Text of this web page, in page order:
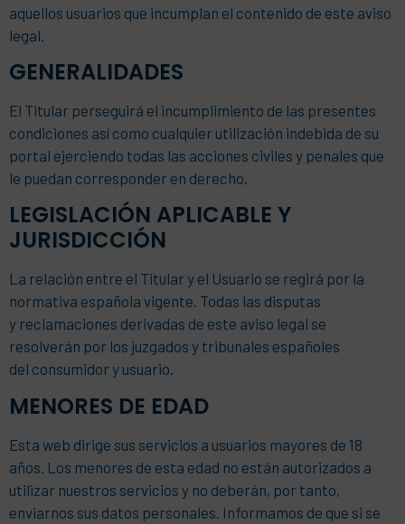
aquellos usuarios que incumplan el contenido de este aviso
legal.
GENERALIDADES
El Titular perseguirá el incumplimiento de las presentes
condiciones así como cualquier utilización indebida de su
portal ejerciendo todas las acciones civiles y penales que
le puedan corresponder en derecho.
LEGISLACIÓN APLICABLE Y
JURISDICCIÓN
La relación entre el Titular y el Usuario se regirá por la
normativa española vigente. Todas las disputas
y reclamaciones derivadas de este aviso legal se
resolverán por los juzgados y tribunales españoles
del consumidor y usuario.
MENORES DE EDAD
Esta web dirige sus servicios a usuarios mayores de 18
años. Los menores de esta edad no están autorizados a
utilizar nuestros servicios y no deberán, por tanto,
enviarnos sus datos personales. Informamos de que si se